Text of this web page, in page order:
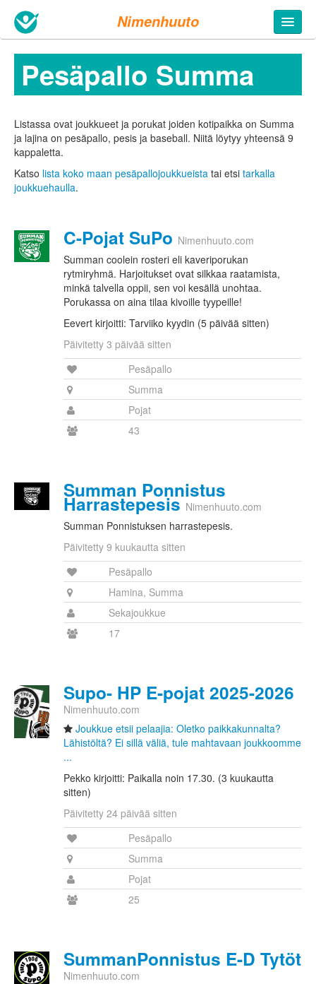
Nimenhuuto
Pesäpallo Summa
Listassa ovat joukkueet ja porukat joiden kotipaikka on Summa
ja lajina on pesäpallo, pesis ja baseball. Niitä löytyy yhteensä 9
kappaletta.
Katso lista koko maan pesäpallojoukkueista tai etsi tarkalla
joukkuehaulla.
C-Pojat SuPo Nimenhuuto.com
Summan coolein rosteri eli kaveriporukan
rytmiryhmä. Harjoitukset ovat silkkaa raatamista,
minkä talvella oppii, sen voi kesällä unohtaa.
Porukassa on aina tilaa kivoille tyypeille!
Eevert kirjoitti: Tarviiko kyydin (5 päivää sitten)
Päivitetty 3 päivää sitten
Pesäpallo
Summa
Pojat
43
Summan Ponnistus
Harrastepesis Nimenhuuto.com
Summan Ponnistuksen harrastepesis.
Päivitetty 9 kuukautta sitten
Pesäpallo
Hamina, Summa
Sekajoukkue
17
Supo- HP E-pojat 2025-2026
Nimenhuuto.com
Joukkue etsii pelaajia: Oletko paikkakunnalta?
Lähistöltä? Ei sillä väliä, tule mahtavaan joukkoomme
...
Pekko kirjoitti: Paikalla noin 17.30. (3 kuukautta
sitten)
Päivitetty 24 päivää sitten
Pesäpallo
Summa
Pojat
25
SummanPonnistus E-D Tytöt
Nimenhuuto.com